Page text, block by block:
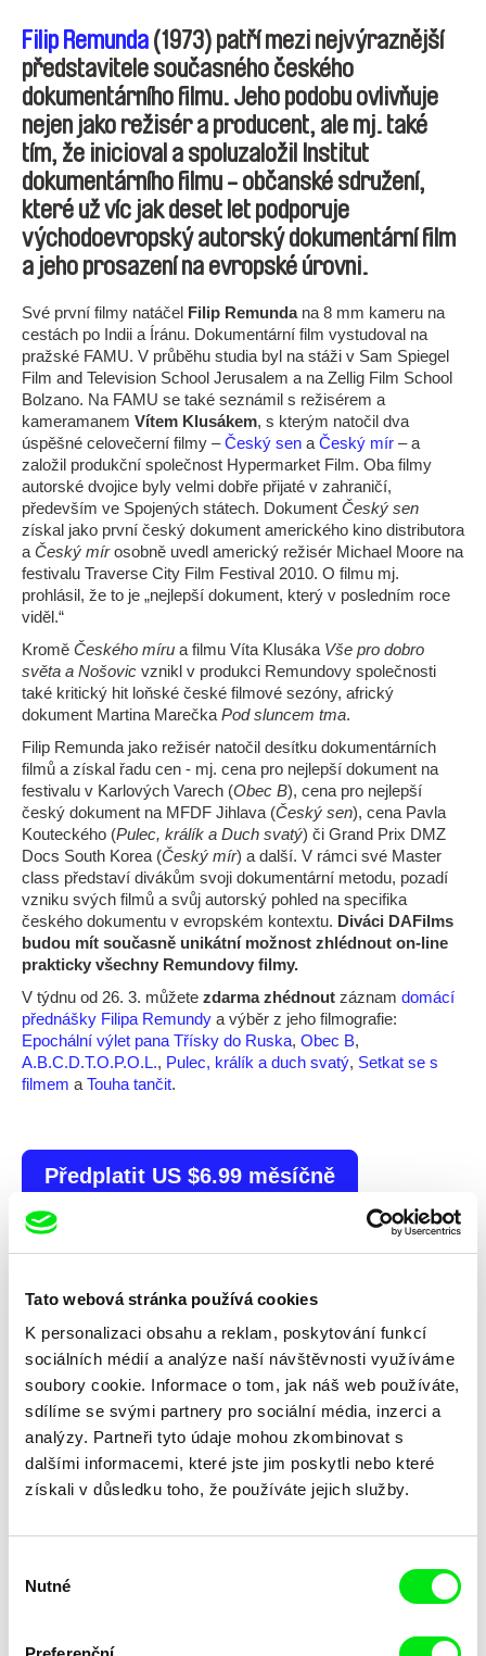
Tato webová stránka používá cookies
K personalizaci obsahu a reklam, poskytování funkcí
sociálních médií a analýze naší návštěvnosti využíváme
soubory cookie. Informace o tom, jak náš web používáte,
sdílíme se svými partnery pro sociální média, inzerci a
analýzy. Partneři tyto údaje mohou zkombinovat s
dalšími informacemi, které jste jim poskytli nebo které
získali v důsledku toho, že používáte jejich služby.
souhlasu
Nutné
Filip Remunda (1973) patří mezi nejvýraznější
představitele současného českého
dokumentárního filmu. Jeho podobu ovlivňuje
nejen jako režisér a producent, ale mj. také
tím, že inicioval a spoluzaložil Institut
dokumentárního filmu - občanské sdružení,
které už víc jak deset let podporuje
východoevropský autorský dokumentární film
a jeho prosazení na evropské úrovni.
Své první filmy natáčel Filip Remundana 8 mm kameru na
cestách po Indii a Íránu. Dokumentární film vystudoval na
pražské FAMU. V průběhu studia byl na stáži v Sam Spiegel
Film and Television School Jerusalem a na Zellig Film School
Bolzano. Na FAMU se také seznámil s režisérem a
kameramanem Vítem Klusákem, s kterým natočil dva
úspěšné celovečerní filmy –Český sen a Český mír – a
založil produkční společnost Hypermarket Film. Oba filmy
autorské dvojice byly velmi dobře přijaté v zahraničí,
především ve Spojených státech. Dokument Český sen
získal jako první český dokument amerického kino distributora
a Český mírosobně uvedl americký režisér Michael Moore na
festivalu Traverse City Film Festival 2010. O filmu mj.
prohlásil, že to je „nejlepší dokument, který v posledním roce
viděl.“
Kromě Českého míru a filmu Víta Klusáka Vše pro dobro
světa a Nošovic vznikl v produkci Remundovy společnosti
také kritický hit loňské české filmové sezóny, africký
dokument Martina Marečka Pod sluncem tma.
Filip Remunda jako režisér natočil desítku dokumentárních
filmů a získal řadu cen - mj. cena pro nejlepší dokument na
festivalu v Karlových Varech (Obec B), cena pro nejlepší
český dokument na MFDF Jihlava (Český sen), cena Pavla
Kouteckého (Pulec, králík a Duch svatý) či Grand Prix DMZ
Docs South Korea (Český mír) a další. V rámci své Master
class představí divákům svoji dokumentární metodu, pozadí
vzniku svých filmů a svůj autorský pohled na specifika
českého dokumentu v evropském kontextu. Diváci DAFilms
budou mít současně unikátní možnost zhlédnout on-line
prakticky všechny Remundovy filmy.
V týdnu od 26. 3. můžete zdarma zhédnout záznam domácí
přednášky Filipa Remundy a výběr z jeho filmografie:
Epochální výlet pana Třísky do Ruska, Obec B,
A.B.C.D.T.O.P.O.L., Pulec, králík a duch svatý, Setkat se s
filmem a Touha tančit.
Předplatit US $6.99 měsíčně
Vybrané filmy
Filip Remunda
A.B.C.D.T.O.P.O.L.
Vít Klusák, Filip Remunda
Český mír
Vít Klusák, Filip Remunda